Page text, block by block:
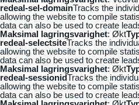
redeal-sel-domainTracks the
allowing the website to compile
data can also be used to create
Maksimal lagringsvarighet: Økt
redeal-selectsiteTracks the
allowing the website to compile
data can also be used to create
Maksimal lagringsvarighet: Økt
redeal-sessionidTracks the
allowing the website to compile
data can also be used to create